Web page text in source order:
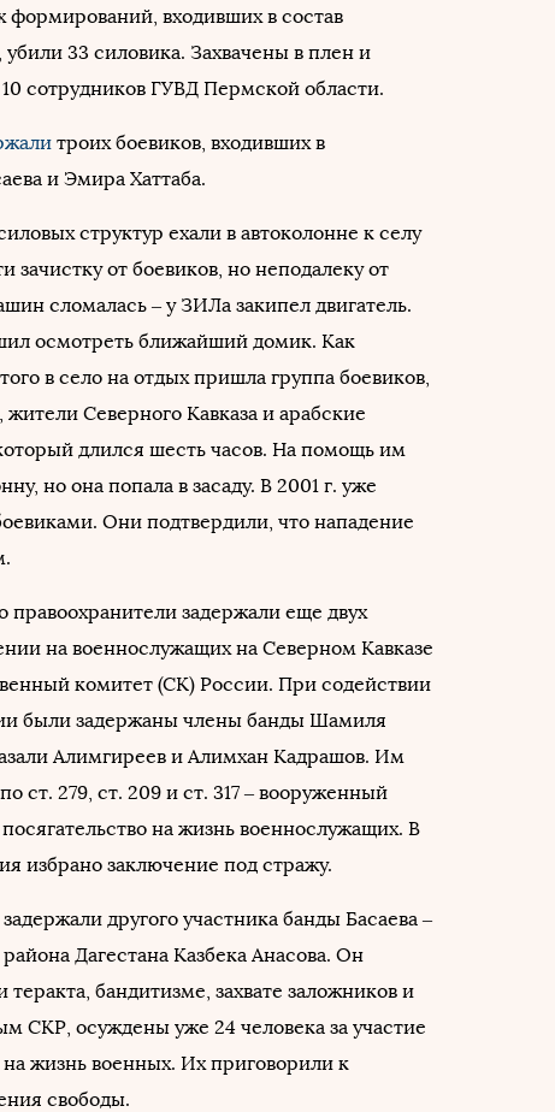
входивших в состав
33 силовика. Захвачены в плен и
сотрудников ГУВД Пермской области.
троих боевиков, входивших в
и Эмира Хаттаба.
структур ехали в автоколонне к селу
зачистку от боевиков, но неподалеку от
сломалась – у ЗИЛа закипел двигатель.
осмотреть ближайший домик. Как
в село на отдых пришла группа боевиков,
Северного Кавказа и арабские
длился шесть часов. На помощь им
но она попала в засаду. В 2001 г. уже
Они подтвердили, что нападение
правоохранители задержали еще двух
на военнослужащих на Северном Кавказе
комитет (СК) России. При содействии
были задержаны члены банды Шамиля
Алимгиреев и Алимхан Кадрашов. Им
ст. 279, ст. 209 и ст. 317 – вооруженный
на жизнь военнослужащих. В
избрано заключение под стражу.
другого участника банды Басаева –
Дагестана Казбека Анасова. Он
бандитизме, захвате заложников и
СКР, осуждены уже 24 человека за участие
на жизнь военных. Их приговорили к
свободы.